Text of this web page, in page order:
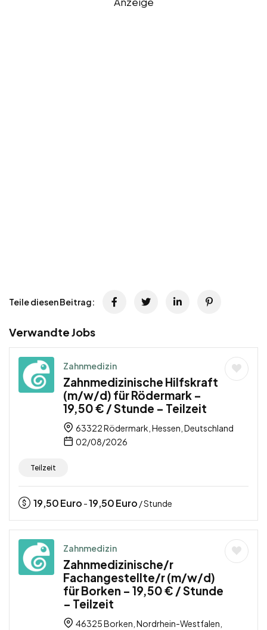
Teile diesen Beitrag:
Verwandte Jobs
Zahnmedizin
Zahnmedizinische Hilfskraft
(m/w/d) für Rödermark –
19,50 € / Stunde – Teilzeit
63322 Rödermark, Hessen, Deutschland
02/08/2026
Teilzeit
19,50Euro -19,50Euro / Stunde
Zahnmedizin
Zahnmedizinische/r
Fachangestellte/r (m/w/d)
für Borken – 19,50 € / Stunde
– Teilzeit
46325 Borken, Nordrhein-Westfalen,